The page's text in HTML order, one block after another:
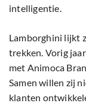
intelligentie.
Lamborghini lijkt
trekken. Vorig
met Animoca
Samen willen zij
klanten